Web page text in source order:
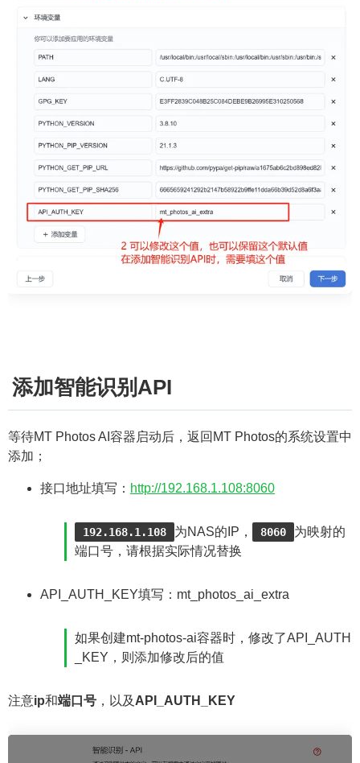
添加智能识别API
等待MT Photos AI容器启动后，返回MT Photos的系统设置中
添加；
接口地址填写： http://192.168.1.108:8060
192.168.1.108 为NAS的IP， 8060
为映射的
端口号，请根据实际情况替换
API_AUTH_KEY填写：mt_photos_ai_extra
如果创建mt-photos-ai容器时，修改了API_AUTH
_KEY，则添加修改后的值
注意ip和端口号 ，以及 API_AUTH_KEY